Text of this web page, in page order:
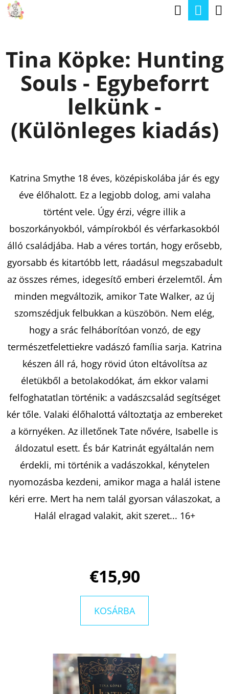
Ugrás
tartalomhoz
Tina Köpke: Hunting
Souls - Egybeforrt
lelkünk -
(Különleges kiadás)
Katrina Smythe 18 éves, középiskolába jár és egy
éve élőhalott. Ez a legjobb dolog, ami valaha
történt vele. Úgy érzi, végre illik a
boszorkányokból, vámpírokból és vérfarkasokból
álló családjába. Hab a véres tortán, hogy erősebb,
gyorsabb és kitartóbb lett, ráadásul megszabadult
az összes rémes, idegesítő emberi érzelemtől. Ám
minden megváltozik, amikor Tate Walker, az új
szomszédjuk felbukkan a küszöbön. Nem elég,
hogy a srác felháborítóan vonzó, de egy
természetfelettiekre vadászó família sarja. Katrina
készen áll rá, hogy rövid úton eltávolítsa az
életükből a betolakodókat, ám ekkor valami
felfoghatatlan történik: a vadászcsalád segítséget
kér tőle. Valaki élőhalottá változtatja az embereket
a környéken. Az illetőnek Tate nővére, Isabelle is
áldozatul esett. És bár Katrinát egyáltalán nem
érdekli, mi történik a vadászokkal, kénytelen
nyomozásba kezdeni, amikor maga a halál istene
kéri erre. Mert ha nem talál gyorsan válaszokat, a
Halál elragad valakit, akit szeret... 16+
€15,90
KOSÁRBA
K
ÁM
E
S
KERESÉS
Á
N
U
K
MIELŐTT
ÚJRAKEZDENÉM
€11,50
Korábbi:
€16,50